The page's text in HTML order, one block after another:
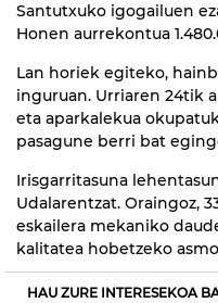
Santutxuko igogailuen
Honen aurrekontua
Lan horiek egiteko,
inguruan. Urriaren 24tik
eta aparkalekua
pasagune berri bat
Irisgarritasuna
Udalarentzat. Oraingoz,
eskailera mekaniko
kalitatea hobetzeko
HAU ZURE INTERESEKOA